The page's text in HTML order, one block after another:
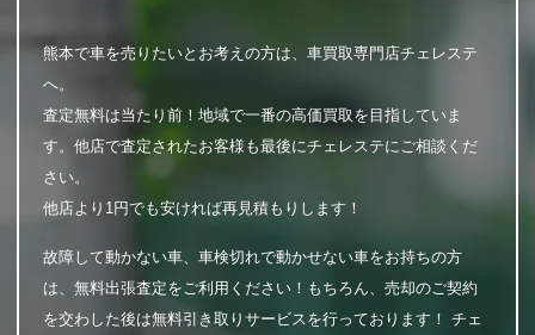
熊本で車を売りたいとお考えの方は、車買取専門店チェレステ
へ。
査定無料は当たり前！地域で一番の高価買取を目指していま
す。他店で査定されたお客様も最後にチェレステにご相談くだ
さい。
他店より1円でも安ければ再見積もりします！
故障して動かない車、車検切れで動かせない車をお持ちの方
は、無料出張査定をご利用ください！もちろん、売却のご契約
を交わした後は無料引き取りサービスを行っております！ チェ